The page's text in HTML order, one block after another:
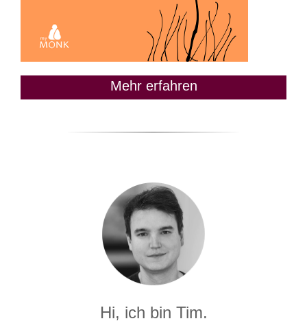
Mehr erfahren
Hi, ich bin Tim.